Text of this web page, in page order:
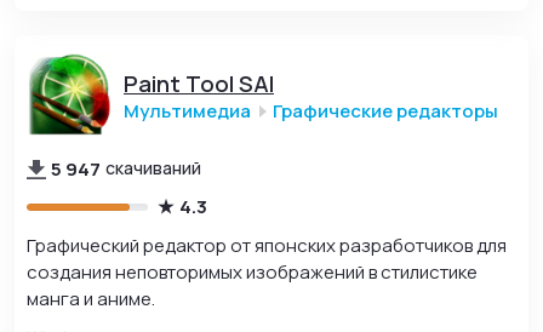
Paint Tool SAI
Мультимедиа Графические редакторы
5 947 скачиваний
4.3
Графический редактор от японских разработчиков для
создания неповторимых изображений в стилистике
манга и аниме.